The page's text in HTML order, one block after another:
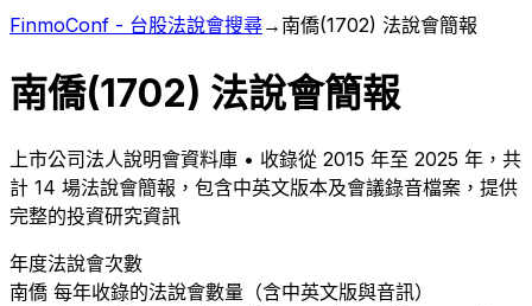
FinmoConf - 台股法說會搜尋→ 南僑(1702) 法說會簡報
南僑(1702) 法說會簡報
上市公司法人說明會資料庫 • 收錄從 2015 年至 2025 年，共
計 14 場法說會簡報，包含中英文版本及會議錄音檔案，提供
完整的投資研究資訊
年度法說會次數
南僑 每年收錄的法說會數量（含中英文版與音訊）